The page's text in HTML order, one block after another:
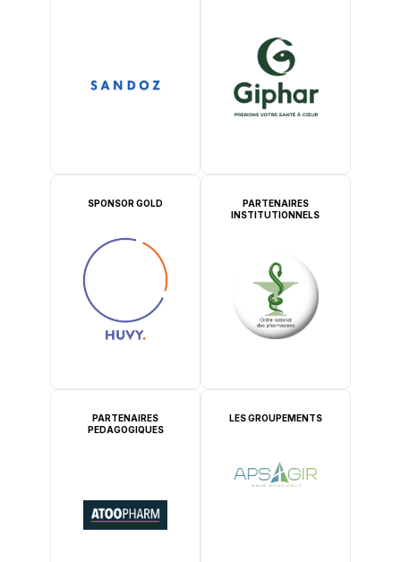
SPONSOR GOLD
PARTENAIRES
INSTITUTIONNELS
PARTENAIRES
PEDAGOGIQUES
LES GROUPEMENTS